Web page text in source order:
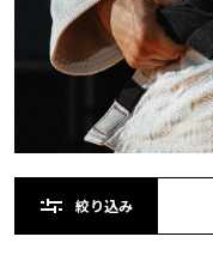
絞り込み